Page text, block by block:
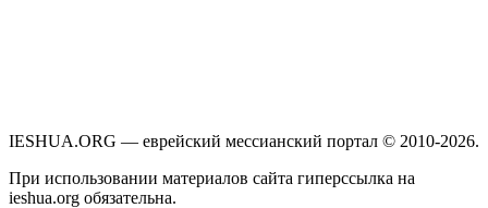
IESHUA.ORG — еврейский мессианский портал © 2010-2026.
При использовании материалов сайта гиперссылка на
ieshua.org обязательна.